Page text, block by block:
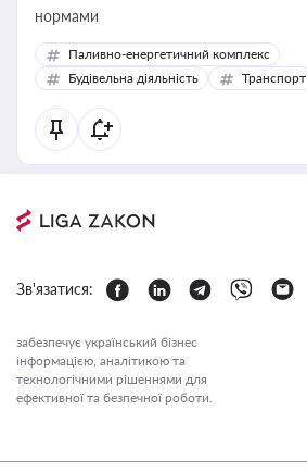
нормами
Паливно-енергетичний комплекс
Будівельна діяльність
Транспорт
Зв'язатися:
забезпечує український бізнес
інформацією, аналітикою та
технологічними рішеннями для
ефективної та безпечної роботи.